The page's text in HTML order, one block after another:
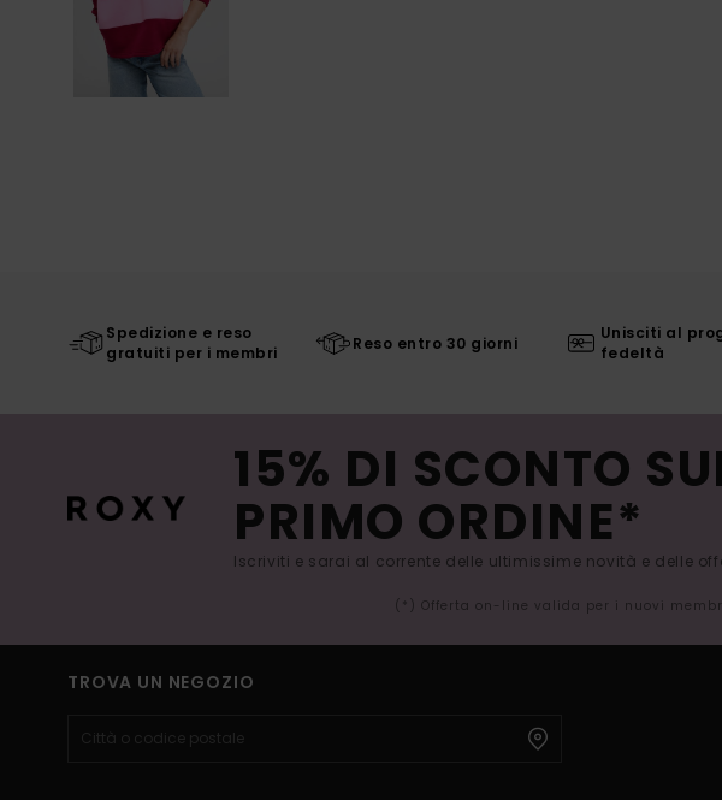
Spedizione e reso
gratuiti per i membri
Reso entro 30 giorni
Unisciti al
fedeltà
15% DI SCONTO
PRIMO ORDINE*
Iscriviti e sarai al corrente delle ultimissime novità e delle
(*) Offerta on-line valida per i nuovi
TROVA UN NEGOZIO